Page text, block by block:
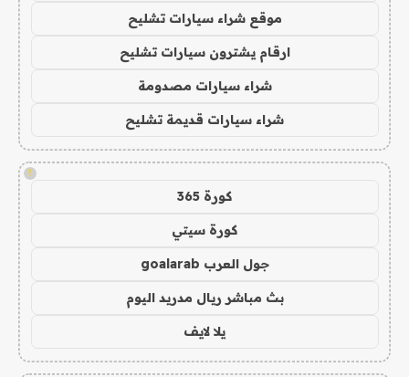
موقع شراء سيارات تشليح
ارقام يشترون سيارات تشليح
شراء سيارات مصدومة
شراء سيارات قديمة تشليح
!
كورة 365
كورة سيتي
جول العرب goalarab
بث مباشر ريال مدريد اليوم
يلا لايف